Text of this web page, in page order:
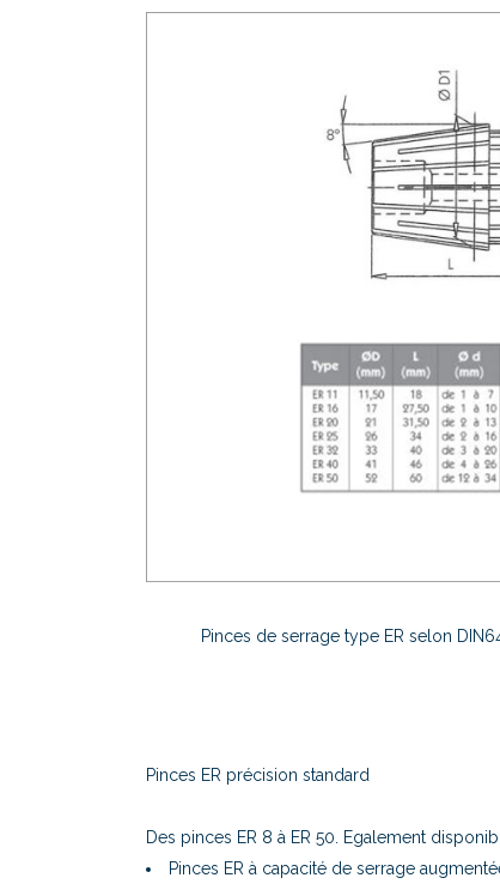
Pinces de serrage type ER selon
Pinces ER précision standard
Des pinces ER 8 à ER 50. Egalement
Pinces ER à capacité de serrage